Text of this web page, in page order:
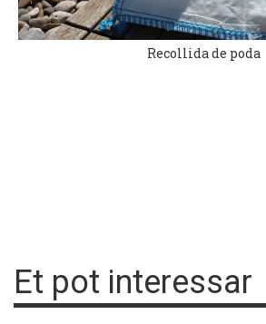
Recollida de poda
Et pot interessar